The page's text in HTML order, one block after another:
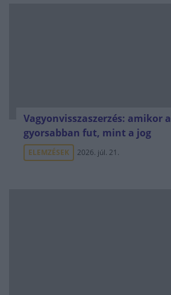
Vagyonvisszaszerzés: amikor
gyorsabban fut, mint a jog
ELEMZÉSEK 2026. júl. 21.